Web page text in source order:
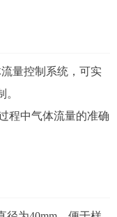
量控制系统，可实
程中气体流量的准确